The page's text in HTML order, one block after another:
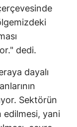
dedi.
dayalı
Sektörün
edilmesi, yani